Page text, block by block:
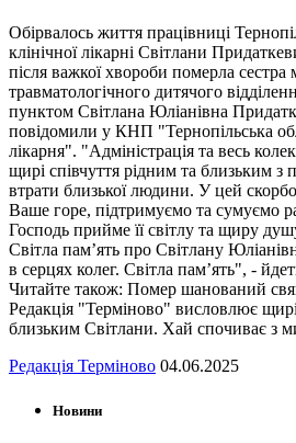
Обірвалось життя працівниці
клінічної лікарні Світлани
після важкої хвороби померла
травматологічного дитячого
пунктом Світлана Юліанівна
повідомили у КНП "Тернопільська
лікарня". "Адміністрація та весь
щирі співчуття рідним та близьким з
втрати близької людини. У цей
Ваше горе, підтримуємо та сумуємо
Господь прийме її світлу та щиру
Світла пам’ять про Світлану
в серцях колег. Світла пам’ять", -
Читайте також: Помер шанований
Редакція "Терміново" висловлює
близьким Світлани. Хай спочиває з
Редакція Терміново 04.06.2025
Новини